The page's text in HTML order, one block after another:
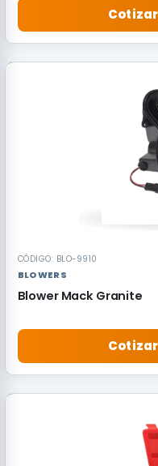
CÓDIGO: BLO-9910
BLOWERS
Blower Mack Granite